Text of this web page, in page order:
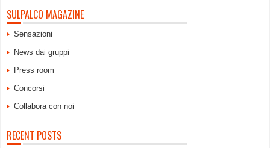
SULPALCO MAGAZINE
Sensazioni
News dai gruppi
Press room
Concorsi
Collabora con noi
RECENT POSTS